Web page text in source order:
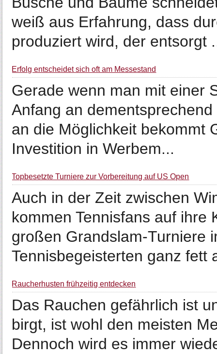
weiß aus Erfahrung, dass
produziert wird, der entsorgt
Erfolg entscheidet sich oft am Messestand
Gerade wenn man mit einer
Anfang an
an die Möglichkeit bekommt
Investition in Werbem...
Topbesetzte Turniere zur Vorbereitung auf US Open
Auch in der Zeit zwischen
kommen Tennisfans auf ihre
großen Grandslam-Turniere
Tennisbegeisterten ganz fett
Raucherhusten frühzeitig entdecken
Das Rauchen gefährlich ist
birgt, ist wohl den meisten
Dennoch wird es immer